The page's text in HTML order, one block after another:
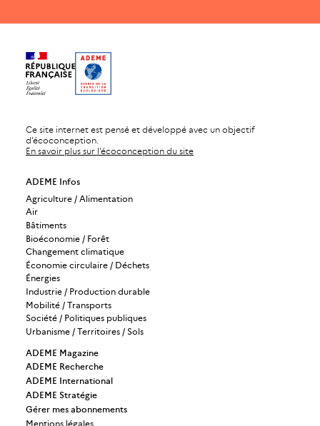
Ce site internet est pensé et développé avec un objectif
d’écoconception.
En savoir plus sur l’écoconception du site
ADEME Infos
Agriculture / Alimentation
Air
Bâtiments
Bioéconomie / Forêt
Changement climatique
Économie circulaire / Déchets
Énergies
Industrie / Production durable
Mobilité / Transports
Société / Politiques publiques
Urbanisme / Territoires / Sols
ADEME Magazine
ADEME Recherche
ADEME International
ADEME Stratégie
Gérer mes abonnements
Mentions légales